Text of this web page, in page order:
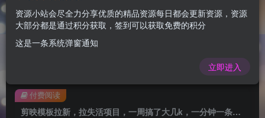
分钟一条作品，无需实名也能轻松变现，小白也能
轻松干
admin
剪映模板拉新，拉失活项目，一周搞了大几k，一分钟一条作品，无需实名也能轻松变现，小白也能轻松干
付费阅读
资源小站会尽全力分享优质的精品资源每日都会更新资源，资源
大部分都是通过积分获取，签到可以获取免费的积分
这是一条系统弹窗通知
立即进入